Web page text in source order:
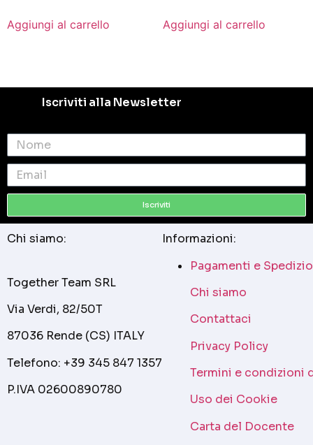
Aggiungi al carrello Aggiungi al carrello
Iscriviti alla Newsletter
Iscriviti
Chi siamo:
Together Team SRL
Via Verdi, 82/50T
87036 Rende (CS) ITALY
Telefono: +39 345 847 1357
P.IVA 02600890780
Informazioni:
Pagamenti e
Chi siamo
Contattaci
Privacy Policy
Termini e condizioni
Uso dei Cookie
Carta del Docente